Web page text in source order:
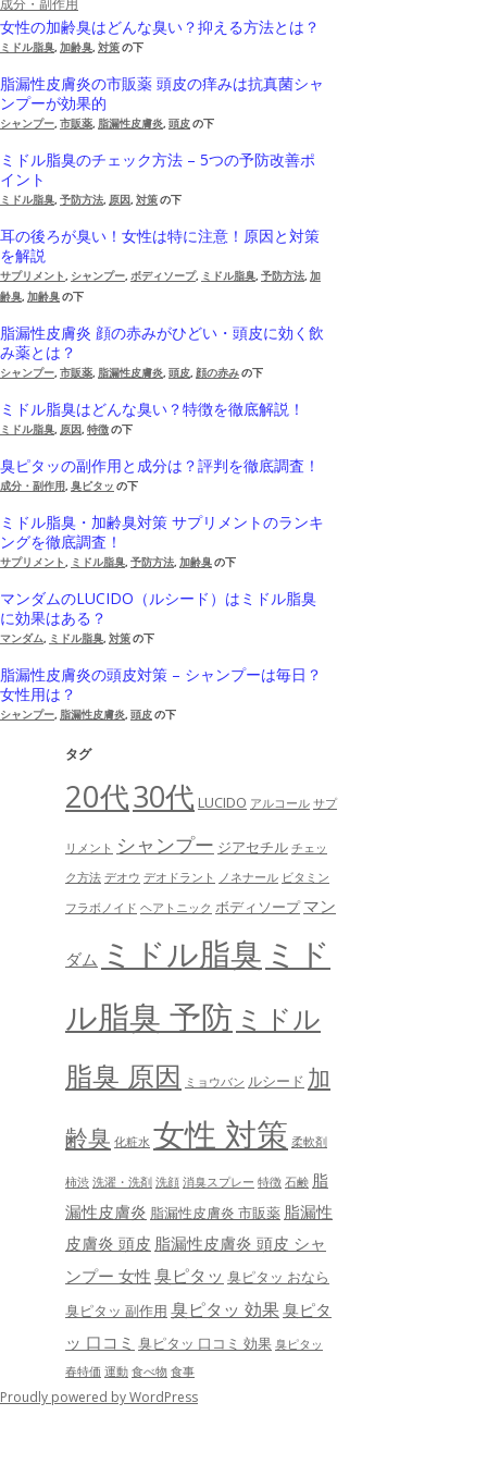
成分・副作用
女性の加齢臭はどんな臭い？抑える方法とは？
ミドル脂臭, 加齢臭, 対策の下
脂漏性皮膚炎の市販薬 頭皮の痒みは抗真菌シャ
ンプーが効果的
シャンプー, 市販薬, 脂漏性皮膚炎, 頭皮の下
ミドル脂臭のチェック方法 – 5つの予防改善ポ
イント
ミドル脂臭, 予防方法, 原因, 対策の下
耳の後ろが臭い！女性は特に注意！原因と対策
を解説
サプリメント, シャンプー, ボディソープ, ミドル脂臭, 予防方法, 加
齢臭, 加齢臭の下
脂漏性皮膚炎 顔の赤みがひどい・頭皮に効く飲
み薬とは？
シャンプー, 市販薬, 脂漏性皮膚炎, 頭皮, 顔の赤みの下
ミドル脂臭はどんな臭い？特徴を徹底解説！
ミドル脂臭, 原因, 特徴の下
臭ピタッの副作用と成分は？評判を徹底調査！
成分・副作用, 臭ピタッ の下
ミドル脂臭・加齢臭対策 サプリメントのランキ
ングを徹底調査！
サプリメント, ミドル脂臭, 予防方法, 加齢臭の下
マンダムのLUCIDO（ルシード）はミドル脂臭
に効果はある？
マンダム, ミドル脂臭, 対策の下
脂漏性皮膚炎の頭皮対策 – シャンプーは毎日？
女性用は？
シャンプー, 脂漏性皮膚炎, 頭皮の下
タグ
20代30代 LUCIDO アルコール サプ
リメント シャンプー ジアセチル チェッ
ク方法 デオウ デオドラント ノネナール ビタミン
フラボノイド ヘアトニック ボディソープ マン
ダム ミドル脂臭 ミド
ル脂臭 予防 ミドル
脂臭 原因 ミョウバン ルシード 加
齢臭 化粧水 女性 対策 柔軟剤
柿渋 洗濯・洗剤 洗顔 消臭スプレー 特徴 石鹸 脂
漏性皮膚炎 脂漏性皮膚炎 市販薬 脂漏性
皮膚炎 頭皮 脂漏性皮膚炎 頭皮 シャ
ンプー 女性 臭ピタッ 臭ピタッ おなら
臭ピタッ 副作用 臭ピタッ 効果臭ピタ
ッ 口コミ 臭ピタッ 口コミ 効果 臭ピタッ
春特価 運動 食べ物 食事
Proudly powered by WordPress